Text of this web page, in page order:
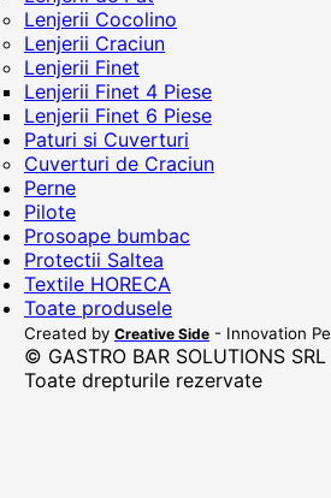
Lenjerii Cocolino
Lenjerii Craciun
Lenjerii Finet
Lenjerii Finet 4 Piese
Lenjerii Finet 6 Piese
Paturi si Cuverturi
Cuverturi de Craciun
Perne
Pilote
Prosoape bumbac
Protectii Saltea
Textile HORECA
Toate produsele
Created by Creative Side - Innovation
© GASTRO BAR SOLUTIONS
Toate drepturile rezervate